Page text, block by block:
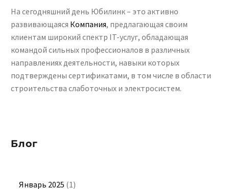
На сегодняшний день Юбилинк – это активно
развивающаяся Компания, предлагающая своим
клиентам широкий спектр IT-услуг, обладающая
командой сильных профессионалов в различных
направлениях деятельности, навыки которых
подтверждены сертификатами, в том числе в области
строительства слаботочных и электросистем.
Блог
Январь 2025 (1)